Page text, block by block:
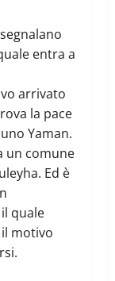
segnalano
entra a
arrivato
la pace
Yaman.
un comune
Ed è
quale
motivo